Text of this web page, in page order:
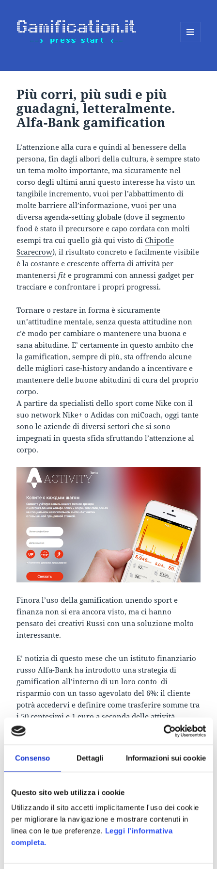
Consenso Dettagli Informazioni sui cookie
Questo sito web utilizza i cookie
Utilizzando il sito accetti implicitamente l'uso dei cookie
per migliorare la navigazione e mostrare contenuti in
linea con le tue preferenze. Leggi l'informativa
completa.
Più corri, più sudi e più
guadagni, letteralmente.
Alfa-Bank gamification
L’attenzione alla cura e quindi al benessere della
persona, fin dagli albori della cultura, è sempre stato
un tema molto importante, ma sicuramente nel
corso degli ultimi anni questo interesse ha visto un
tangibile incremento, vuoi per l’abbattimento di
molte barriere all’informazione, vuoi per una
diversa agenda-setting globale (dove il segmento
food è stato il precursore e capo cordata con molti
esempi tra cui quello già qui visto diChipotle
Scarecrow), il risultato concreto e facilmente visibile
è la costante e crescente offerta di attività per
mantenersifite programmi con annessi gadget per
tracciare e confrontare i propri progressi.
Tornare o restare in forma è sicuramente
un’attitudine mentale, senza questa attitudine non
c’è modo per cambiare o mantenere una buona e
sana abitudine. E’ certamente in questo ambito che
la gamification, sempre di più, sta offrendo alcune
delle migliori case-history andando a incentivare e
mantenere delle buone abitudini di cura del proprio
corpo.
A partire da specialisti dello sport come Nike con il
suo network Nike+ o Adidas con miCoach, oggi tante
sono le aziende di diversi settori che si sono
impegnati in questa sfida sfruttando l’attenzione al
corpo.
Finora l’uso della gamification unendo sport e
finanza non si era ancora visto, ma ci hanno
pensato dei creativi Russi con una soluzione molto
interessante.
E’ notizia di questo mese che un istituto finanziario
russo Alfa-Bank ha introdotto una strategia di
gamification all’interno di un loro conto di
risparmio con un tasso agevolato del 6%: il cliente
potrà accedervi e definire come trasferire somme tra
i 50 centesimi e 1 euro a seconda delle attività
effettuate. In sostanza più un cliente cammina,
corre, fa esercizio fisico e più potrà trasferire
La tracciabilità dell’attività fisica sarà possibile
grazie ad alcune fit-band come Jawbone, RunKeeper
realizzata dall’istituto di credito appositamente per
questo progetto. Per saperne di più, e sapendo il
russo:www.activity.alfabank.ru/Activity
Come Alfa-Bank che ha sfruttato l’attenzione al